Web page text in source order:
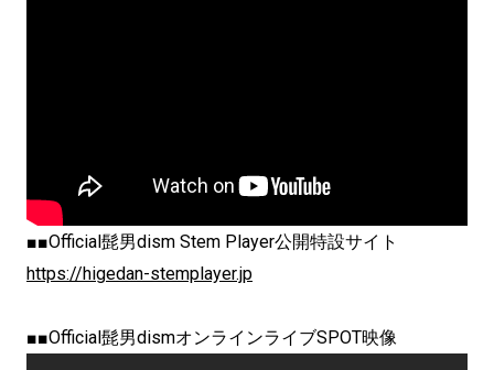
■■Official髭男dism Stem Player公開特設サイト
https://higedan-stemplayer.jp
■■Official髭男dismオンラインライブSPOT映像